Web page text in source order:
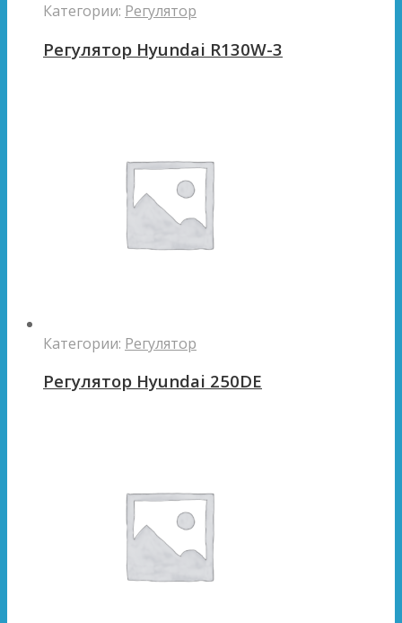
Категории: Регулятор
Регулятор Hyundai R130W-3
Категории: Регулятор
Регулятор Hyundai 250DE